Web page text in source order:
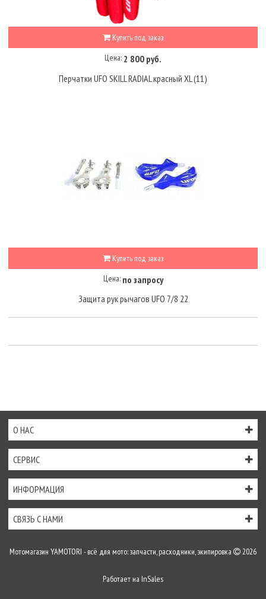
Купить под заказ
Цена: 2 800 руб.
Перчатки UFO SKILL RADIAL красный XL (11)
Купить под заказ
Цена: по запросу
Защита рук рычагов UFO 7/8 22
О НАС
СЕРВИС
ИНФОРМАЦИЯ
СВЯЗЬ С НАМИ
Мотомагазин YAMOTORI - всё для мото: запчасти, расходники, экипировка 2026
Работает на InSales